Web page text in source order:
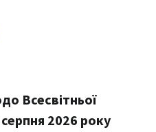
Всесвітньої
2026 року